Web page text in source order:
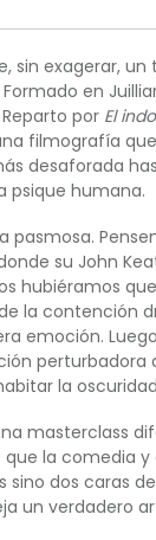
sin exagerar,
en
por El
filmografía
desaforada
psique humana.
pasmosa.
su John
hubiéramos
la contención
emoción.
perturbadora
la
masterclass
la comedia y
sino dos caras
un verdadero